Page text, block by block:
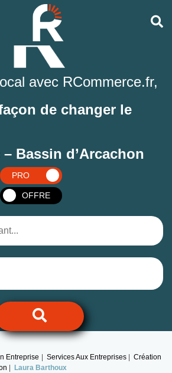
avec RCommerce.fr,
de changer le
– Bassin d’Arcachon
PRO
OFFRE
Entreprise Services Aux Entreprises
Création
Laura Barthoux